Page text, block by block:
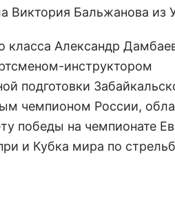
Виктория Бальжанова из
класса Александр
инструктором
подготовки
чемпионом России,
победы на чемпионате
и Кубка мира по